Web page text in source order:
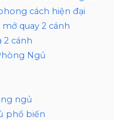
cách hiện đại
quay 2 cánh
2 cánh
Ngủ
ngủ
phổ biến